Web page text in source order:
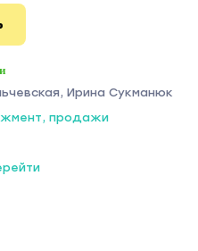
Ирина Сукманюк
продажи